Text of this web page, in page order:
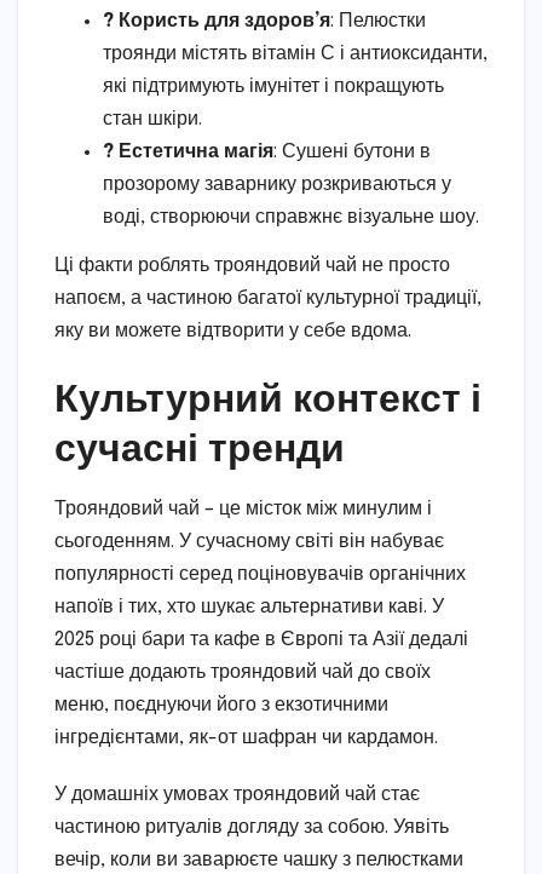
? Користь для здоров’я: Пелюстки
троянди містять вітамін С і антиоксиданти,
які підтримують імунітет і покращують
стан шкіри.
? Естетична магія: Сушені бутони в
прозорому заварнику розкриваються у
воді, створюючи справжнє візуальне шоу.
Ці факти роблять трояндовий чай не просто
напоєм, а частиною багатої культурної традиції,
яку ви можете відтворити у себе вдома.
Культурний контекст і
сучасні тренди
Трояндовий чай – це місток між минулим і
сьогоденням. У сучасному світі він набуває
популярності серед поціновувачів органічних
напоїв і тих, хто шукає альтернативи каві. У
2025 році бари та кафе в Європі та Азії дедалі
частіше додають трояндовий чай до своїх
меню, поєднуючи його з екзотичними
інгредієнтами, як-от шафран чи кардамон.
У домашніх умовах трояндовий чай стає
частиною ритуалів догляду за собою. Уявіть
вечір, коли ви заварюєте чашку з пелюстками